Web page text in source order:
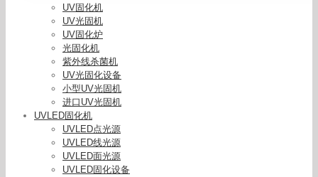
UV固化机
UV光固机
UV固化炉
光固化机
紫外线杀菌机
UV光固化设备
小型UV光固机
进口UV光固机
UVLED固化机
UVLED点光源
UVLED线光源
UVLED面光源
UVLED固化设备